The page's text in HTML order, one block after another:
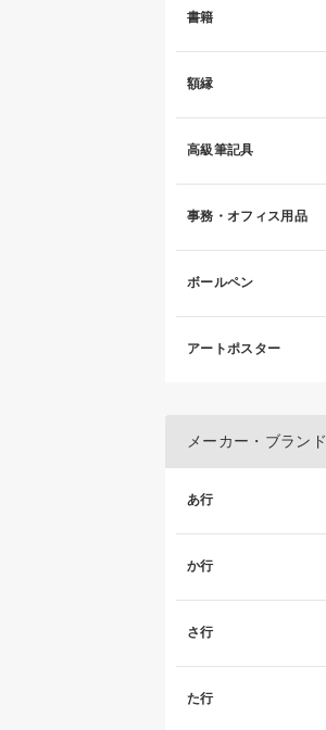
書籍
額縁
高級筆記具
事務・オフィス用品
ボールペン
アートポスター
メーカー・ブランド
あ行
か行
さ行
た行